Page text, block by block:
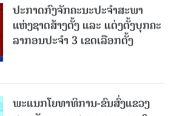
ປະກາດກົງຈັກຄະນະປະຈໍາສະພາ
ແຫ່ງຊາດສ້າງຕັ້ງ ແລະ ແຕ່ງຕັ້ງບຸກຄະ
ລາກອນປະຈໍາ 3 ເຂດເລືອກຕັ້ງ
ພະແນກໂຍທາທິການ-ຂົນສົ່ງແຂວງ